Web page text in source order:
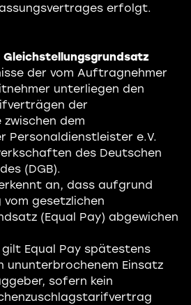
erfolgt.
der vom Auftragnehmer
unterliegen den
der
dem
Personaldienstleister e.V.
des Deutschen
(DGB).
an, dass aufgrund
gesetzlichen
(Equal Pay) abgewichen
Equal Pay spätestens
ununterbrochenem Einsatz
sofern kein